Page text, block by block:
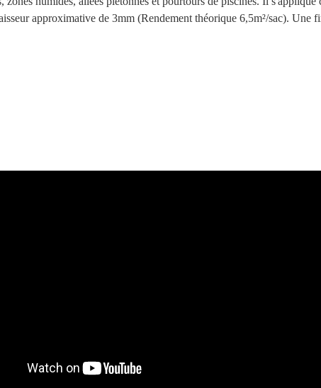
approximative de 3mm (Rendement théorique 6,5m²/sac). Une